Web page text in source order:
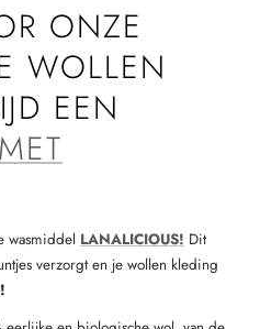
ONZE
WOLLEN
EEN
wasmiddel LANALICIOUS! Dit
verzorgt en je wollen kleding
!